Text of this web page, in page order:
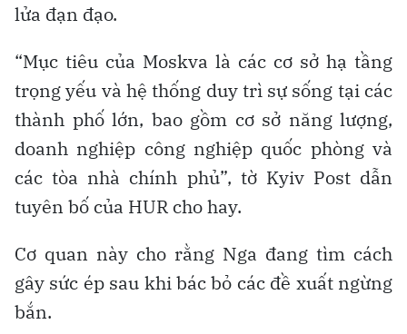
lửa đạn đạo.
“Mục tiêu của Moskva là các cơ sở hạ tầng
trọng yếu và hệ thống duy trì sự sống tại các
thành phố lớn, bao gồm cơ sở năng lượng,
doanh nghiệp công nghiệp quốc phòng và
các tòa nhà chính phủ”, tờ Kyiv Post dẫn
tuyên bố của HUR cho hay.
Cơ quan này cho rằng Nga đang tìm cách
gây sức ép sau khi bác bỏ các đề xuất ngừng
bắn.